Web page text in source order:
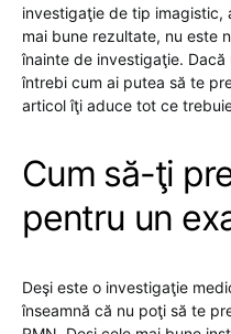
investigaţie de tip imagistic,
mai bune rezultate, nu este
înainte de investigaţie.
întrebi cum ai putea să te
articol îţi aduce tot ce
Cum să-ţi
pentru un
Deşi este o investigaţie
înseamnă că nu poţi să te